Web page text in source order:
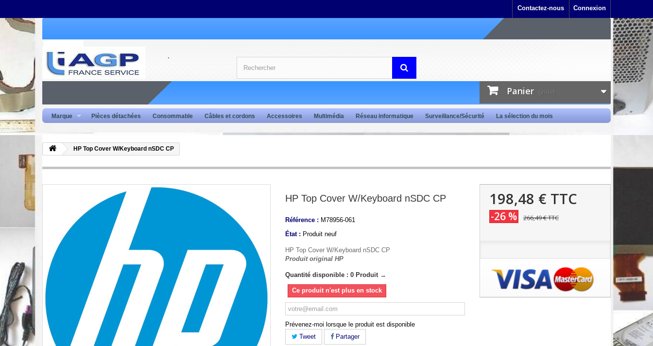
Connexion
Contactez-nous
Panier (vide)
Marque Pièces détachées Consommable Câbles et cordons Accessoires Multimédia Réseau informatique Surveillance/Sécurité La sélection du mois
HP Top Cover W/Keyboard nSDC CP
HP Top Cover W/Keyboard nSDC CP
Référence : M78956-061
État : Produit neuf
HP Top Cover W/Keyboard nSDC CP
Produit original HP
Quantité disponible : 0 Produit →
Ce produit n'est plus en stock
Prévenez-moi lorsque le produit est disponible
Tweet
Partager
198,48 € TTC
-26 % 266,49 €TTC